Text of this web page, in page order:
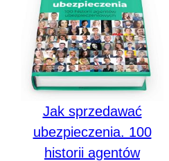
PROMOCJI
Jak sprzedawać
ubezpieczenia. 100
historii agentów